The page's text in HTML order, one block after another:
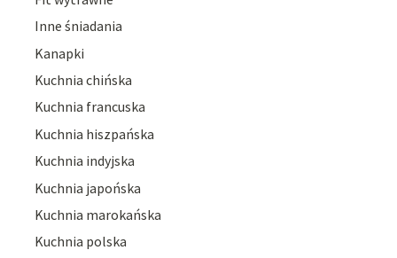
Inne śniadania
Kanapki
Kuchnia chińska
Kuchnia francuska
Kuchnia hiszpańska
Kuchnia indyjska
Kuchnia japońska
Kuchnia marokańska
Kuchnia polska